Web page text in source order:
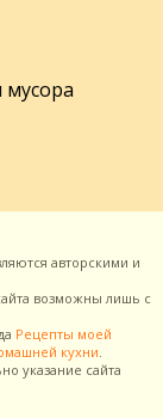
мусора
авторскими и
возможны лишь с
Рецепты моей
кухни.
указание сайта